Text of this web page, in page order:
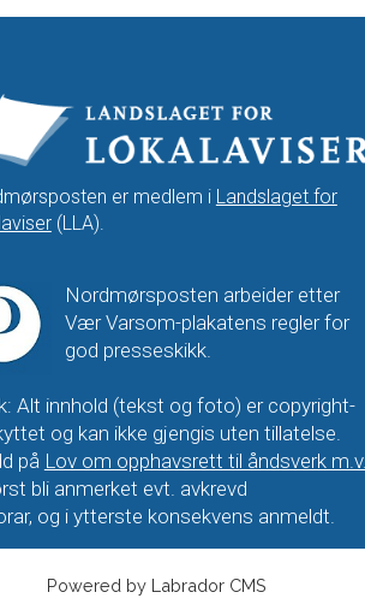
er medlem i Landslaget for
(LLA).
Nordmørsposten arbeider etter
Vær Varsom-plakatens regler for
god presseskikk.
Alt innhold (tekst og foto) er copyright-
og kan ikke gjengis uten tillatelse.
på Lov om opphavsrett til åndsverk m.v.
bli anmerket evt. avkrevd
og i ytterste konsekvens anmeldt.
Powered by Labrador CMS